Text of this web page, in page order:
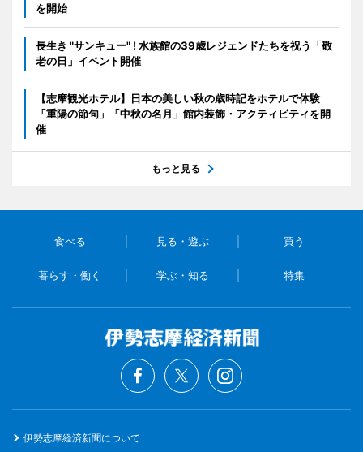
を開始
長生き "サンキュー" ! 水族館の39歳レジェンドたちを祝う「敬
老の日」イベント開催
【志摩観光ホテル】日本の美しい秋の歳時記をホテルで体験
「重陽の節句」「中秋の名月」館内装飾・アクティビティを開
催
もっと見る
食べる 見る・遊ぶ 買う
暮らす・働く 学ぶ・知る 特集
伊勢志摩経済新聞について